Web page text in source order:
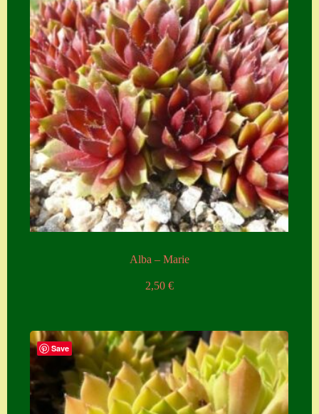
Alba – Marie
2,50 €
Save